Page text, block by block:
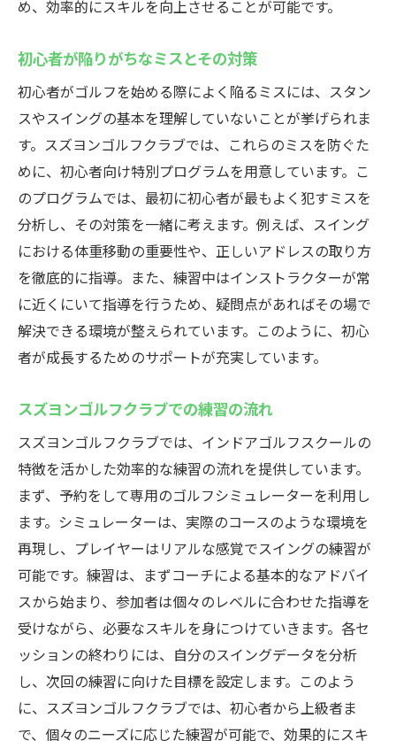
め、効率的にスキルを向上させることが可能です。
初心者が陥りがちなミスとその対策
初心者がゴルフを始める際によく陥るミスには、スタン
スやスイングの基本を理解していないことが挙げられま
す。スズヨンゴルフクラブでは、これらのミスを防ぐた
めに、初心者向け特別プログラムを用意しています。こ
のプログラムでは、最初に初心者が最もよく犯すミスを
分析し、その対策を一緒に考えます。例えば、スイング
における体重移動の重要性や、正しいアドレスの取り方
を徹底的に指導。また、練習中はインストラクターが常
に近くにいて指導を行うため、疑問点があればその場で
解決できる環境が整えられています。このように、初心
者が成長するためのサポートが充実しています。
スズヨンゴルフクラブでの練習の流れ
スズヨンゴルフクラブでは、インドアゴルフスクールの
特徴を活かした効率的な練習の流れを提供しています。
まず、予約をして専用のゴルフシミュレーターを利用し
ます。シミュレーターは、実際のコースのような環境を
再現し、プレイヤーはリアルな感覚でスイングの練習が
可能です。練習は、まずコーチによる基本的なアドバイ
スから始まり、参加者は個々のレベルに合わせた指導を
受けながら、必要なスキルを身につけていきます。各セ
ッションの終わりには、自分のスイングデータを分析
し、次回の練習に向けた目標を設定します。このよう
に、スズヨンゴルフクラブでは、初心者から上級者ま
で、個々のニーズに応じた練習が可能で、効果的にスキ